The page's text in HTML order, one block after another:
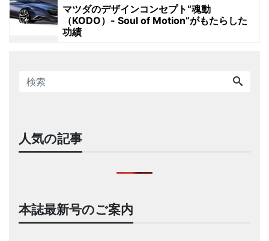
マツダのデザインコンセプト“魂動
（KODO）- Soul of Motion”がもたらした
功績
人気の記事
本誌最新号のご案内